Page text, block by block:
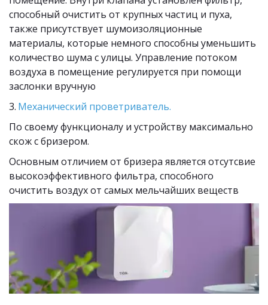
способный очистить от крупных частиц и пуха,
также присутствует шумоизоляционные
материалы, которые немного способны уменьшить
количество шума с улицы. Управление потоком
воздуха в помещение регулируется при помощи
заслонки вручную
3. Механический проветриватель.
По своему функционалу и устройству максимально
скож с бризером.
Основным отличием от бризера является отсутсвие
высокоэффективного фильтра, способного
очистить воздух от самых мельчайших веществ